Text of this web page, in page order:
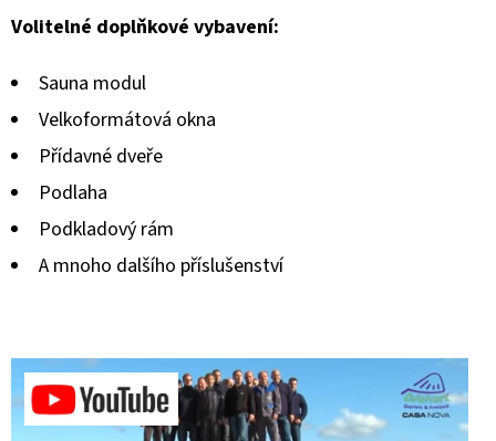
Volitelné doplňkové vybavení:
Sauna modul
Velkoformátová okna
Přídavné dveře
Podlaha
Podkladový rám
A mnoho dalšího příslušenství